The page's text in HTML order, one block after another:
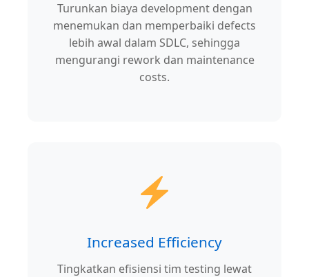
Turunkan biaya development dengan
menemukan dan memperbaiki defects
lebih awal dalam SDLC, sehingga
mengurangi rework dan maintenance
costs.
Increased Efficiency
Tingkatkan efisiensi tim testing lewat